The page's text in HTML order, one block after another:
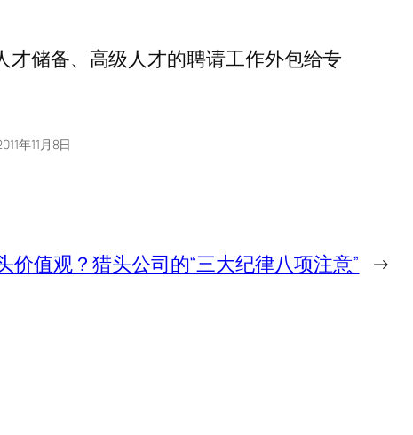
储备、高级人才的聘请工作外包给专
年11月8日
价值观？猎头公司的“三大纪律八项注意” →